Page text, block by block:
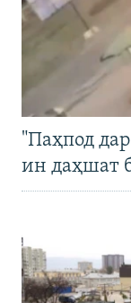
"Паҳпод
ин даҳшат